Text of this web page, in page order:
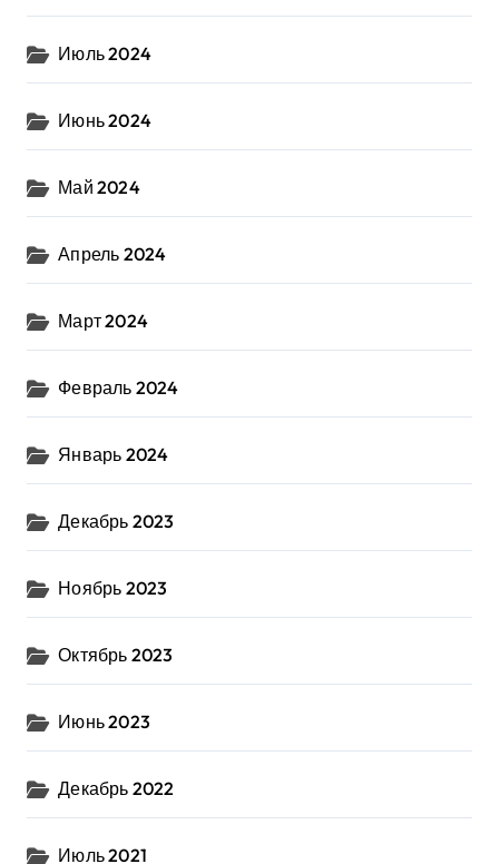
Июль 2024
Июнь 2024
Май 2024
Апрель 2024
Март 2024
Февраль 2024
Январь 2024
Декабрь 2023
Ноябрь 2023
Октябрь 2023
Июнь 2023
Декабрь 2022
Июль 2021